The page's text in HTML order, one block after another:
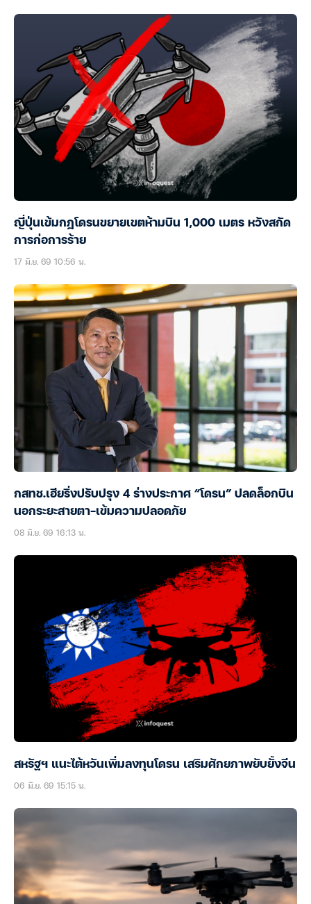
ญี่ปุ่นเข้มกฎโดรนขยายเขตห้ามบิน 1,000 เมตร หวังสกัด
การก่อการร้าย
17 มิ.ย. 69 10:56 น.
กสทช.เฮียริ่งปรับปรุง 4 ร่างประกาศ “โดรน” ปลดล็อกบิน
นอกระยะสายตา-เข้มความปลอดภัย
08 มิ.ย. 69 16:13 น.
สหรัฐฯ แนะไต้หวันเพิ่มลงทุนโดรน เสริมศักยภาพยับยั้งจีน
06 มิ.ย. 69 15:15 น.